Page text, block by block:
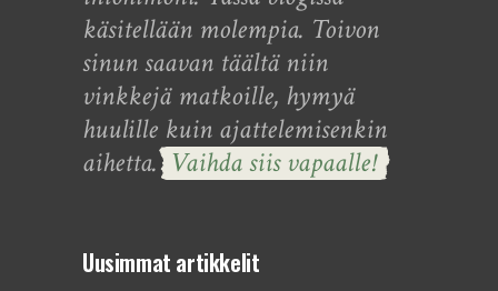
käsitellään molempia. Toivon
sinun saavan täältä niin
vinkkejä matkoille, hymyä
huulille kuin ajattelemisenkin
aihetta. Vaihda siis vapaalle!
Uusimmat artikkelit